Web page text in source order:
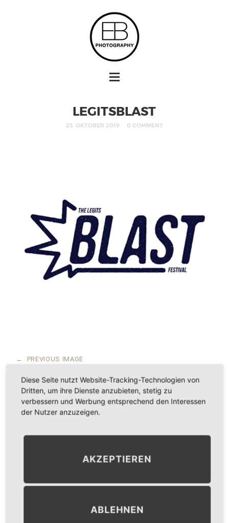
LEGITSBLAST
23. OKTOBER 2019 0 COMMENT
← PREVIOUS IMAGE
LEAVE A COMMENT
Diese Seite nutzt Website-Tracking-Technologien von
Dritten, um ihre Dienste anzubieten, stetig zu
verbessern und Werbung entsprechend den Interessen
der Nutzer anzuzeigen.
AKZEPTIEREN
ABLEHNEN